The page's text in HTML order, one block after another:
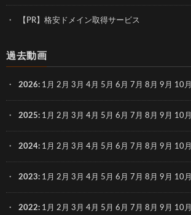
【PR】格安ドメイン取得サービス
過去動画
2026: 1月 2月 3月 4月 5月 6月 7月 8月 9月 10月
2025: 1月 2月 3月 4月 5月 6月 7月 8月 9月 10月
2024: 1月 2月 3月 4月 5月 6月 7月 8月 9月 10月
2023: 1月 2月 3月 4月 5月 6月 7月 8月 9月 10月
2022: 1月 2月 3月 4月 5月 6月 7月 8月 9月 10月